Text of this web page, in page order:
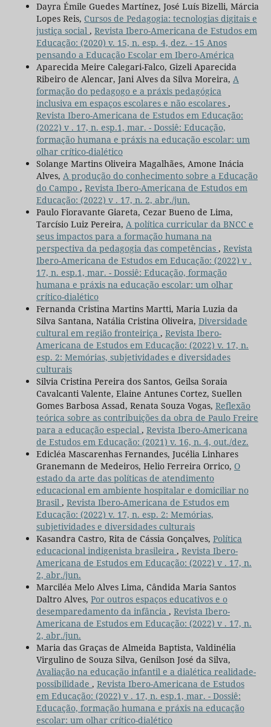
Dayra Émile Guedes Martínez, José Luís Bizelli, Márcia
Lopes Reis, Cursos de Pedagogia: tecnologias digitais e
justiça social , Revista Ibero-Americana de Estudos em
Educação: (2020) v. 15, n. esp. 4, dez. - 15 Anos
pensando a Educação Escolar em Ibero-América
Aparecida Meire Calegari-Falco, Gizeli Aparecida
Ribeiro de Alencar, Jani Alves da Silva Moreira, A
formação do pedagogo e a práxis pedagógica
inclusiva em espaços escolares e não escolares ,
Revista Ibero-Americana de Estudos em Educação:
(2022) v . 17, n. esp.1, mar. - Dossiê: Educação,
formação humana e práxis na educação escolar: um
olhar crítico-dialético
Solange Martins Oliveira Magalhães, Amone Inácia
Alves, A produção do conhecimento sobre a Educação
do Campo , Revista Ibero-Americana de Estudos em
Educação: (2022) v . 17, n. 2, abr./jun.
Paulo Fioravante Giareta, Cezar Bueno de Lima,
Tarcísio Luiz Pereira, A política curricular da BNCC e
seus impactos para a formação humana na
perspectiva da pedagogia das competências , Revista
Ibero-Americana de Estudos em Educação: (2022) v .
17, n. esp.1, mar. - Dossiê: Educação, formação
humana e práxis na educação escolar: um olhar
crítico-dialético
Fernanda Cristina Martins Martti, Maria Luzia da
Silva Santana, Natália Cristina Oliveira, Diversidade
cultural em região fronteiriça , Revista Ibero-
Americana de Estudos em Educação: (2022) v. 17, n.
esp. 2: Memórias, subjetividades e diversidades
culturais
Silvia Cristina Pereira dos Santos, Geilsa Soraia
Cavalcanti Valente, Elaine Antunes Cortez, Suellen
Gomes Barbosa Assad, Renata Souza Vogas, Reflexão
teórica sobre as contribuições da obra de Paulo Freire
para a educação especial , Revista Ibero-Americana
de Estudos em Educação: (2021) v. 16, n. 4, out./dez.
Edicléa Mascarenhas Fernandes, Jucélia Linhares
Granemann de Medeiros, Helio Ferreira Orrico, O
estado da arte das políticas de atendimento
educacional em ambiente hospitalar e domiciliar no
Brasil , Revista Ibero-Americana de Estudos em
Educação: (2022) v. 17, n. esp. 2: Memórias,
subjetividades e diversidades culturais
Kasandra Castro, Rita de Cássia Gonçalves, Política
educacional indigenista brasileira , Revista Ibero-
Americana de Estudos em Educação: (2022) v . 17, n.
2, abr./jun.
Marciléa Melo Alves Lima, Cândida Maria Santos
Daltro Alves, Por outros espaços educativos e o
desemparedamento da infância , Revista Ibero-
Americana de Estudos em Educação: (2022) v . 17, n.
2, abr./jun.
Maria das Graças de Almeida Baptista, Valdinélia
Virgulino de Souza Silva, Genilson José da Silva,
Avaliação na educação infantil e a dialética realidade-
possibilidade , Revista Ibero-Americana de Estudos
em Educação: (2022) v . 17, n. esp.1, mar. - Dossiê:
Educação, formação humana e práxis na educação
escolar: um olhar crítico-dialético